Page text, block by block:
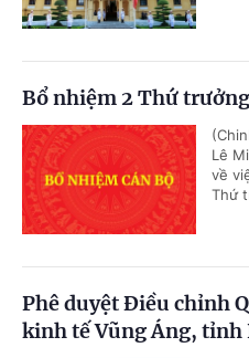
Bổ nhiệm 2 Thứ
Lê
về
Thứ
Phê duyệt Điều chỉnh
kinh tế Vũng Áng, tỉnh